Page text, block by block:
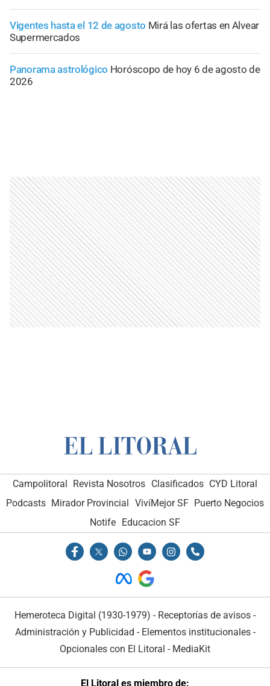
Vigentes hasta el 12 de agosto Mirá las ofertas en Alvear
Supermercados
Panorama astrológico Horóscopo de hoy 6 de agosto de
2026
Campolitoral Revista Nosotros Clasificados CYD Litoral
Podcasts Mirador Provincial VivíMejor SF Puerto Negocios
Notife Educacion SF
Hemeroteca Digital (1930-1979) - Receptorías de avisos -
Administración y Publicidad - Elementos institucionales-
Opcionales con El Litoral - MediaKit
El Litoral es miembro de: